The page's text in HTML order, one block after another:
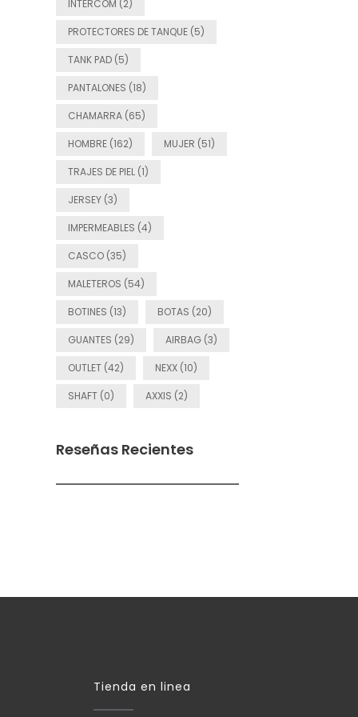
INTERCOM (2)
PROTECTORES DE TANQUE (5)
TANK PAD (5)
PANTALONES (18)
CHAMARRA (65)
HOMBRE (162) MUJER (51)
TRAJES DE PIEL (1)
JERSEY (3)
IMPERMEABLES (4)
CASCO (35)
MALETEROS (54)
BOTINES (13) BOTAS (20)
GUANTES (29) AIRBAG (3)
OUTLET (42) NEXX (10)
SHAFT (0) AXXIS (2)
Reseñas Recientes
Tienda en linea